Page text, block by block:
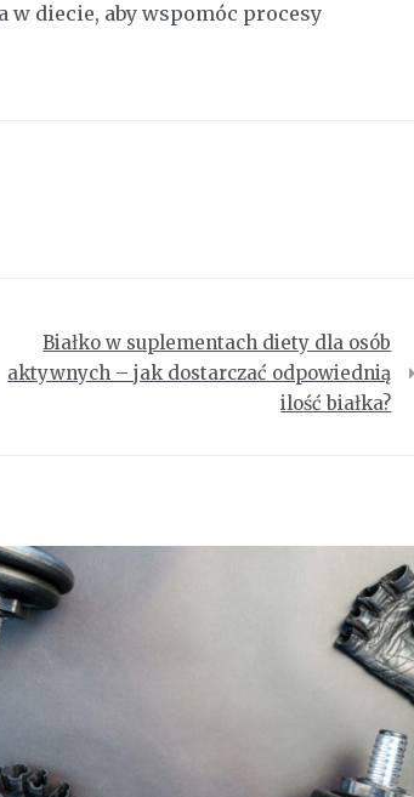
w diecie, aby wspomóc procesy
Białko w suplementach diety dla osób
aktywnych – jak dostarczać odpowiednią
ilość białka?